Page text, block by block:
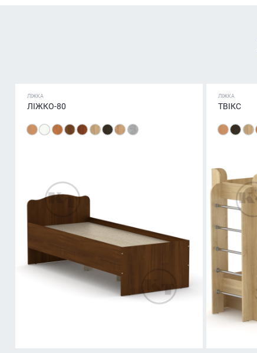
ЛІЖКА
ЛІЖКО-80
ЛІЖКА
ТВІКС